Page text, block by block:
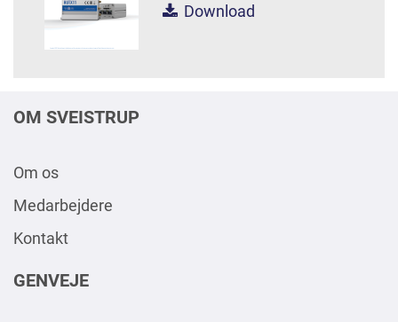
Download
OM SVEISTRUP
Om os
Medarbejdere
Kontakt
GENVEJE